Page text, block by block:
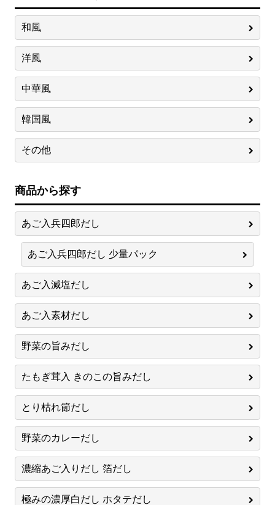
和風
洋風
中華風
韓国風
その他
商品から探す
あご入兵四郎だし
あご入兵四郎だし 少量パック
あご入減塩だし
あご入素材だし
野菜の旨みだし
たもぎ茸入 きのこの旨みだし
とり枯れ節だし
野菜のカレーだし
濃縮あご入りだし 箔だし
極みの濃厚白だし ホタテだし